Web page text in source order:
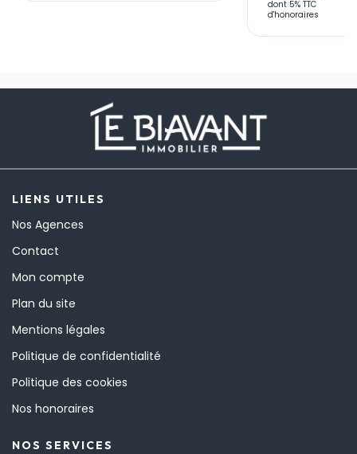
dont 5% TTC
d'honoraires
LIENS UTILES
Nos Agences
Contact
Mon compte
Plan du site
Mentions légales
Politique de confidentialité
Politique des cookies
Nos honoraires
NOS SERVICES